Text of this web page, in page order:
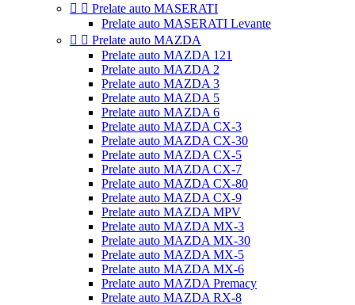
  Prelate auto MASERATI
Prelate auto MASERATI Levante
  Prelate auto MAZDA
Prelate auto MAZDA 121
Prelate auto MAZDA 2
Prelate auto MAZDA 3
Prelate auto MAZDA 5
Prelate auto MAZDA 6
Prelate auto MAZDA CX-3
Prelate auto MAZDA CX-30
Prelate auto MAZDA CX-5
Prelate auto MAZDA CX-7
Prelate auto MAZDA CX-80
Prelate auto MAZDA CX-9
Prelate auto MAZDA MPV
Prelate auto MAZDA MX-3
Prelate auto MAZDA MX-30
Prelate auto MAZDA MX-5
Prelate auto MAZDA MX-6
Prelate auto MAZDA Premacy
Prelate auto MAZDA RX-8